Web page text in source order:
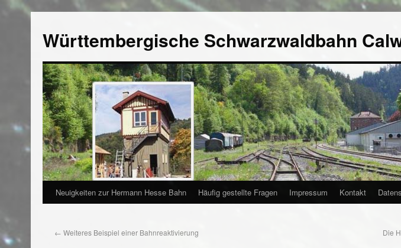
Württembergische Schwarzwaldbahn
Neuigkeiten zur Hermann Hesse Bahn Häufig gestellte Fragen Impressum Kontakt
← Weiteres Beispiel einer Bahnreaktivierung Die